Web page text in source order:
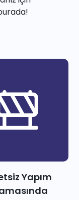
Yapım